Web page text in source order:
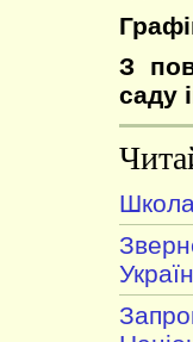
З
саду